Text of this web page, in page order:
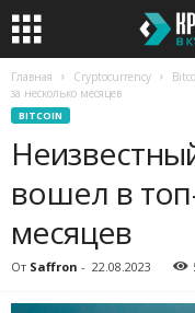
Главная Cryptocurrency
за несколько месяцев
BITCOIN
вошел в
месяцев
От Saffron - 22.08.2023